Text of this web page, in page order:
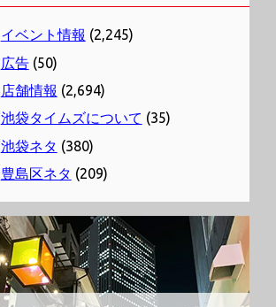
イベント情報 (2,245)
広告(50)
店舗情報 (2,694)
池袋タイムズについて (35)
池袋ネタ (380)
豊島区ネタ (209)